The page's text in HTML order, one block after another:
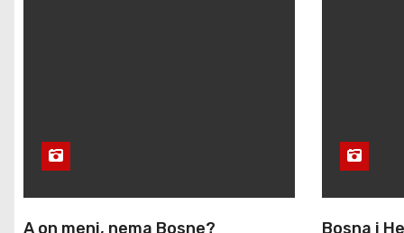
A on meni, nema Bosne? Bosna i